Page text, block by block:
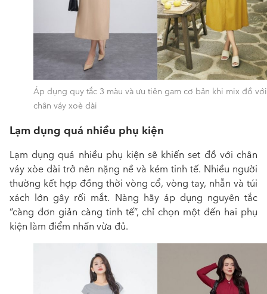
Áp dụng quy tắc 3 màu và ưu tiên gam cơ bản khi mix đồ với
chân váy xoè dài
Lạm dụng quá nhiều phụ kiện
Lạm dụng quá nhiều phụ kiện sẽ khiến set đồ với chân
váy xòe dài trở nên nặng nề và kém tinh tế. Nhiều người
thường kết hợp đồng thời vòng cổ, vòng tay, nhẫn và túi
xách lớn gây rối mắt. Nàng hãy áp dụng nguyên tắc
“càng đơn giản càng tinh tế”, chỉ chọn một đến hai phụ
kiện làm điểm nhấn vừa đủ.